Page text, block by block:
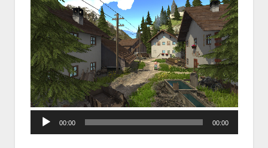
Player
00:00 00:00